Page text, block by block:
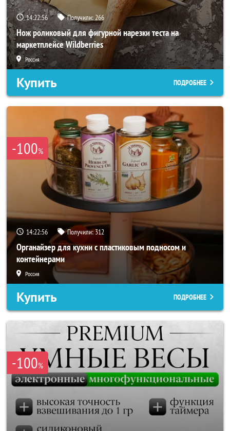
14:22:54 Получили:266
Нож роликовый для фигурной нарезки теста на
маркетплейсе Wildberries
Россия
Купить ПОДРОБНЕЕ
-100%
14:22:54 Получили:312
Органайзер для кухни с пластиковым подносом и
контейнерами
Россия
Купить ПОДРОБНЕЕ
-100%